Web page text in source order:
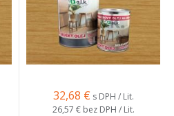
32,68 € s DPH / Lit.
26,57 € bez DPH / Lit.